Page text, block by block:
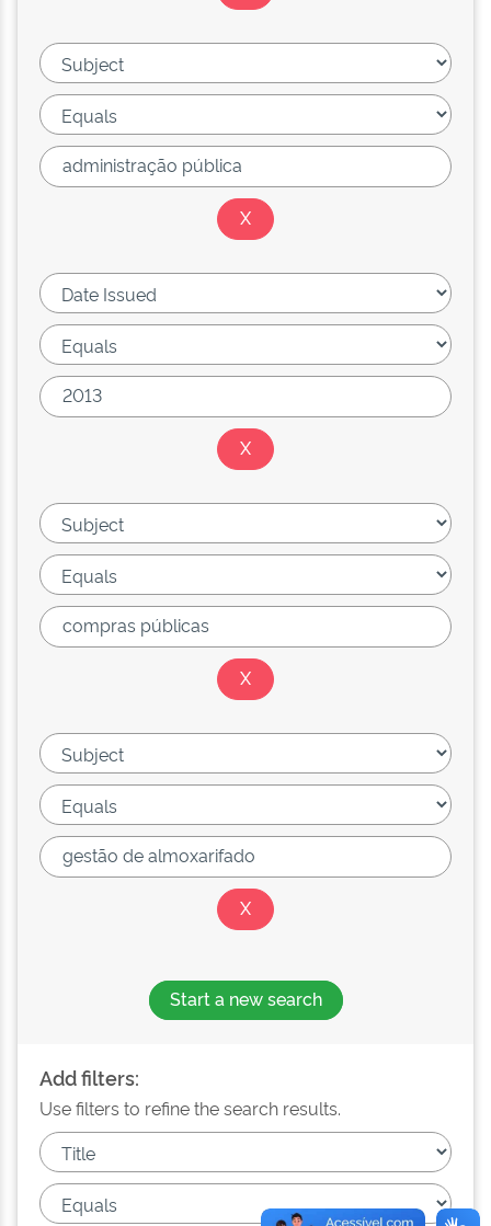
Start a new search
Add filters:
Use filters to refine the search results.